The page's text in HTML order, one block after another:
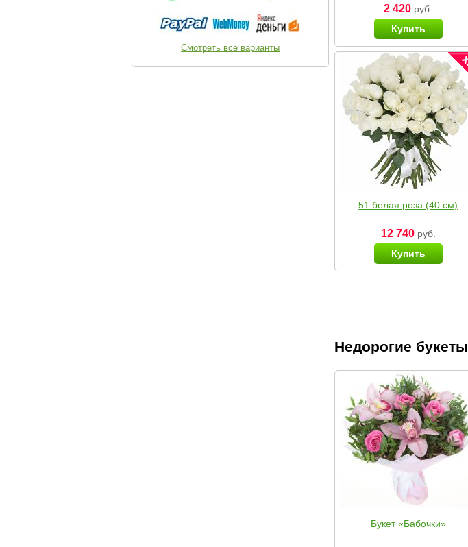
Смотреть все варианты
2 420 руб.
Купить
51 белая роза (40 см)
12 740руб.
Купить
Недорогие букеты
Букет «Бабочки»